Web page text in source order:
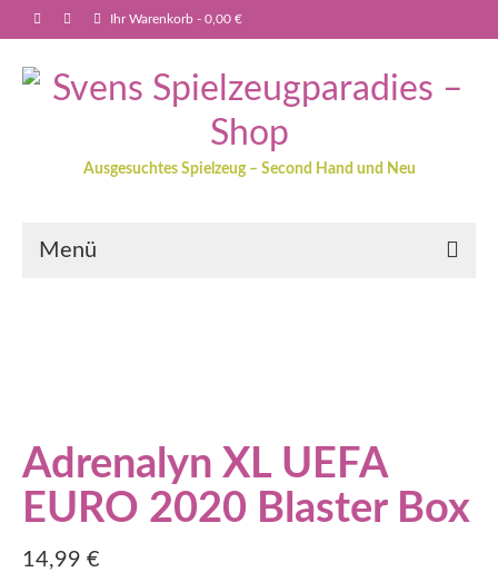
Ihr Warenkorb - 0,00 €
Ausgesuchtes Spielzeug – Second Hand und Neu
Menü
Adrenalyn XL UEFA
EURO 2020 Blaster Box
14,99 €